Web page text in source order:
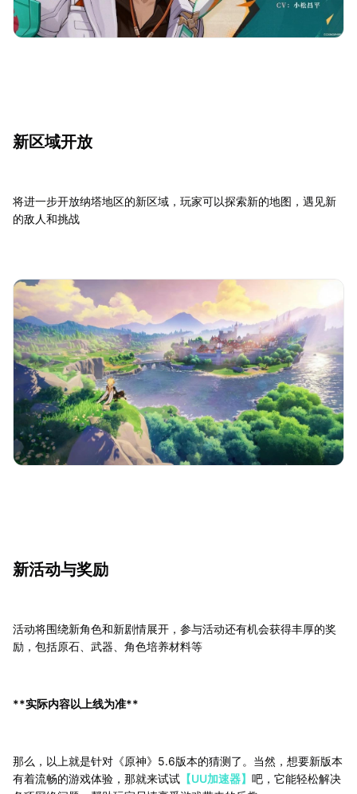
新区域开放
将进一步开放纳塔地区的新区域，玩家可以探索新的地图，遇见新
的敌人和挑战
新活动与奖励
活动将围绕新角色和新剧情展开，参与活动还有机会获得丰厚的奖
励，包括原石、武器、角色培养材料等
**实际内容以上线为准**
那么，以上就是针对《原神》5.6版本的猜测了。当然，想要新版本
有着流畅的游戏体验，那就来试试 【UU加速器】 吧，它能轻松解决